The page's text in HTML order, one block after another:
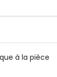
à la pièce